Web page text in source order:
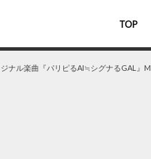
TOP
ナル楽曲『パリピるAI≒シグナるGAL